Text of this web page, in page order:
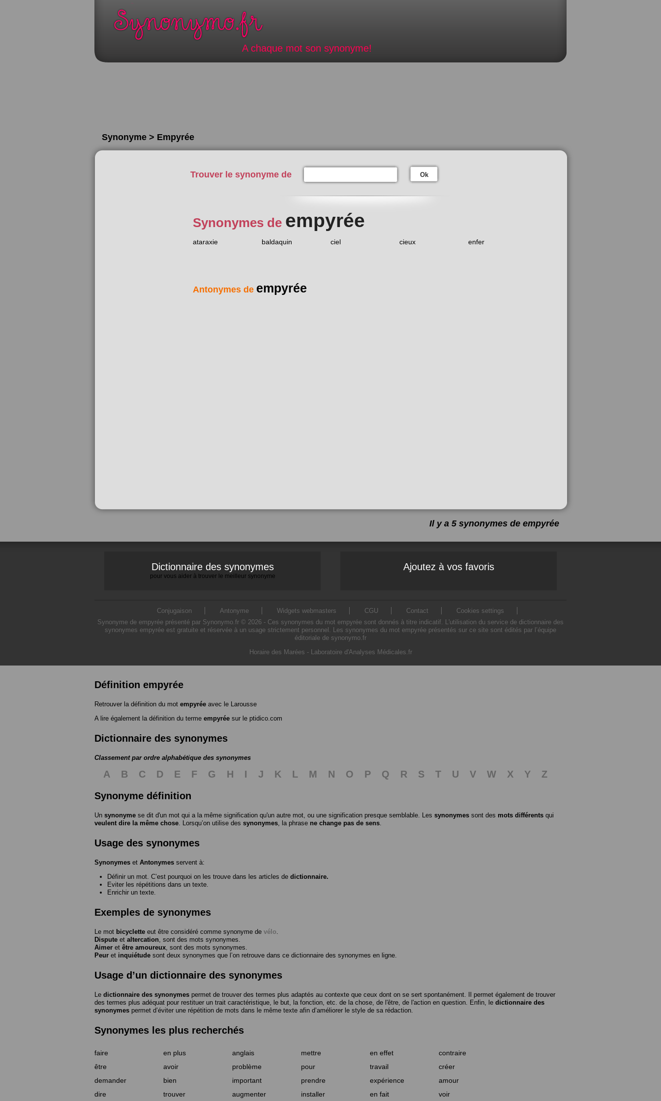
A chaque mot son synonyme!
Synonyme > Empyrée
Trouver le synonyme de Ok
Synonymes de empyrée
ataraxie baldaquin ciel cieux enfer
Antonymes de empyrée
Il y a 5 synonymes de empyrée
Dictionnaire des synonymes
pour vous aider à trouver le meilleur synonyme
Ajoutez à vos favoris
Conjugaison Antonyme Widgets webmasters CGU Contact
Cookies settings
Synonyme de empyrée présenté par Synonymo.fr © 2026 - Ces synonymes du mot empyrée sont donnés à titre indicatif. L'utilisation du service de dictionnaire des
synonymes empyrée est gratuite et réservée à un usage strictement personnel. Les synonymes du mot empyrée présentés sur ce site sont édités par l’équipe
éditoriale de synonymo.fr
Horaire des Marées - Laboratoire d'Analyses Médicales.fr
Définition empyrée
Retrouver la définition du mot empyrée avec le Larousse
A lire également la définition du terme empyrée sur le ptidico.com
Dictionnaire des synonymes
Classement par ordre alphabétique des synonymes
A B C D E F G H I J K L M N O P Q R S T U V W X Y
Z
Synonyme définition
Un synonyme se dit d'un mot qui a la même signification qu'un autre mot, ou une signification presque semblable. Les synonymes sont des mots différents qui
veulent dire la même chose . Lorsqu’on utilise des synonymes , la phrase ne change pas de sens
Usage des synonymes
Synonymes et Antonymes servent à:
Définir un mot. C’est pourquoi on les trouve dans les articles de dictionnaire.
Eviter les répétitions dans un texte.
Enrichir un texte.
Exemples de synonymes
Le mot bicyclette eut être considéré comme synonyme de vélo
Dispute et altercation , sont des mots synonymes.
Aimer et être amoureux , sont des mots synonymes.
Peur et inquiétude sont deux synonymes que l’on retrouve dans ce dictionnaire des synonymes en ligne.
Usage d’un dictionnaire des synonymes
Le dictionnaire des synonymes permet de trouver des termes plus adaptés au contexte que ceux dont on se sert spontanément. Il permet également de trouver
des termes plus adéquat pour restituer un trait caractéristique, le but, la fonction, etc. de la chose, de l'être, de l'action en question. Enfin, le dictionnaire des
synonymes permet d’éviter une répétition de mots dans le même texte afin d’améliorer le style de sa rédaction.
Synonymes les plus recherchés
faire en plus anglais mettre en effet
contraire
être
avoir problème pour travail
créer
demander
bien important prendre expérience
amour
dire
trouver augmenter installer en fait voir